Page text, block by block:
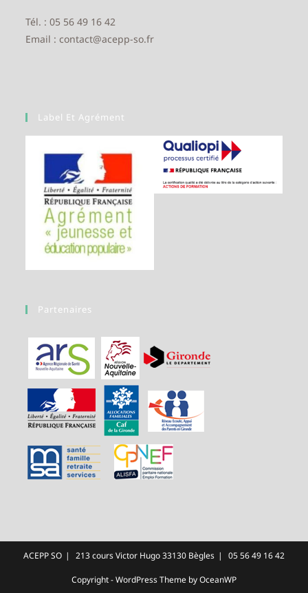
Tél. : 05 56 49 16 42
Email : contact@acepp-so.fr
Label Et Agrément
Partenaires
ACEPP SO 213 cours Victor Hugo 33130 Bègles 05 56 49 16 42
Copyright - WordPress Theme by OceanWP